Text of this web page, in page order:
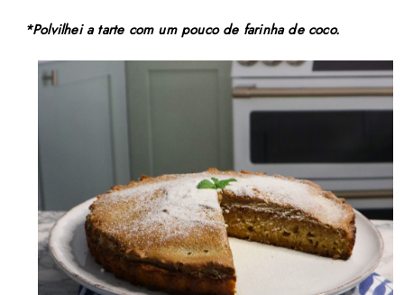
*Polvilhei a tarte com um pouco de farinha de coco.